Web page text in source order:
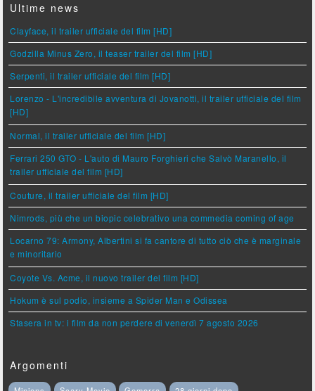
Ultime news
Clayface, il trailer ufficiale del film [HD]
Godzilla Minus Zero, il teaser trailer del film [HD]
Serpenti, il trailer ufficiale del film [HD]
Lorenzo - L'incredibile avventura di Jovanotti, il trailer ufficiale del film
[HD]
Normal, il trailer ufficiale del film [HD]
Ferrari 250 GTO - L'auto di Mauro Forghieri che Salvò Maranello, il
trailer ufficiale del film [HD]
Couture, il trailer ufficiale del film [HD]
Nimrods, più che un biopic celebrativo una commedia coming of age
Locarno 79: Armony, Albertini si fa cantore di tutto ciò che è marginale
e minoritario
Coyote Vs. Acme, il nuovo trailer del film [HD]
Hokum è sul podio, insieme a Spider Man e Odissea
Stasera in tv: i film da non perdere di venerdì 7 agosto 2026
Argomenti